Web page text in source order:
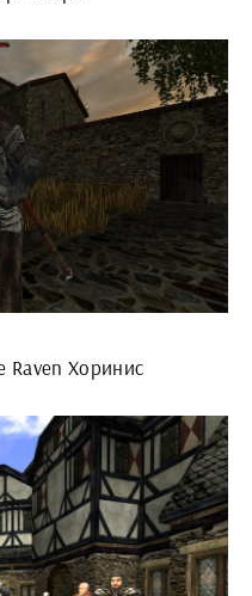
Хоринис